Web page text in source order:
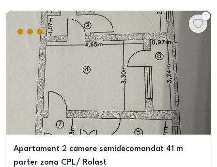
1
Apartament 2 camere semidecomandat 41 m
parter zona CPL/ Rolast